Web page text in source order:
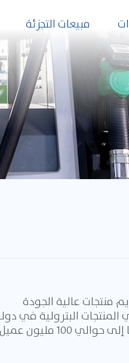
مبيعات التجزئة
منتجات عالية الجودة
المنتجات البترولية في
الإمارات العربية المتحدة، فإننا نقدم خدماتنا إلى حوالي 100 مليون عميل